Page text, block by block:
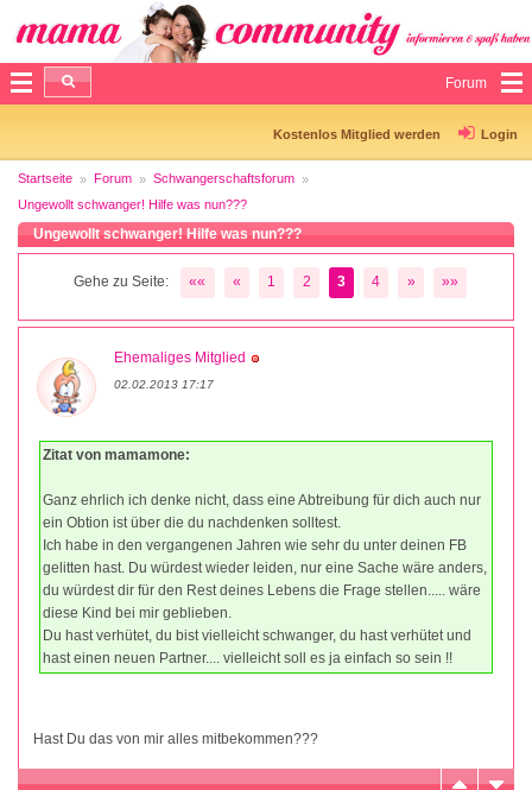
Forum
Kostenlos Mitglied werden Login
Startseite Forum
Schwangerschaftsforum
Ungewollt schwanger! Hilfe was nun???
Ungewollt schwanger! Hilfe was nun???
Gehe zu Seite: «« « 1 2 3 4 » »»
Ehemaliges Mitglied
02.02.2013 17:17
Zitat von mamamone:
Ganz ehrlich ich denke nicht, dass eine Abtreibung für dich auch nur
ein Obtion ist über die du nachdenken solltest.
Ich habe in den vergangenen Jahren wie sehr du unter deinen FB
gelitten hast. Du würdest wieder leiden, nur eine Sache wäre anders,
du würdest dir für den Rest deines Lebens die Frage stellen..... wäre
diese Kind bei mir geblieben.
Du hast verhütet, du bist vielleicht schwanger, du hast verhütet und
hast einen neuen Partner.... vielleicht soll es ja einfach so sein !!
Hast Du das von mir alles mitbekommen???